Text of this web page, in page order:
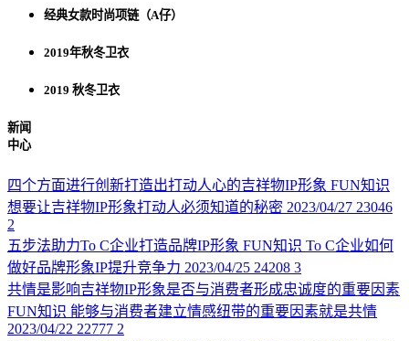
经典女款时尚项链（A仔）
2019年秋冬卫衣
2019 秋冬卫衣
新闻
中心
四个方面进行创新打造出打动人心的吉祥物IP形象 FUN知识
想要让吉祥物IP形象打动人必须知道的秘密 2023/04/27 23046
2
五步法助力To C企业打造品牌IP形象 FUN知识 To C企业如何
做好品牌形象IP提升竞争力 2023/04/25 24208 3
共情是影响吉祥物IP形象是否与消费者形成忠诚度的重要因素
FUN知识 能够与消费者建立情感纽带的重要因素就是共情
2023/04/22 22777 2